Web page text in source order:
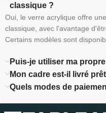
classique ?
Oui, le verre acrylique offre
classique, avec l'avantage
Certains modèles sont
Puis-je utiliser ma
Mon cadre est-il livré
Quels modes de